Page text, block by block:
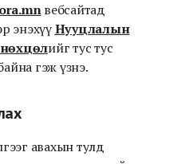
вебсайтад
энэхүүНууцлалын
ийг тус тус
байна гэж үзнэ.
авахын тулд